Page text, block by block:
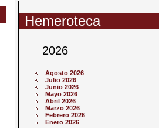
Hemeroteca
2026
Agosto 2026
Julio 2026
Junio 2026
Mayo 2026
Abril 2026
Marzo 2026
Febrero 2026
Enero 2026